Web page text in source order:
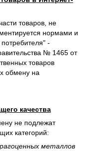
товаров, не
нормами и
-
№ 1465 от
товаров
обмену на
качества
не подлежат
категорий:
металлов